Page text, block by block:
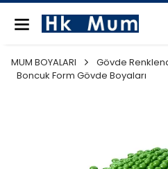
MUM BOYALARI
Gövde
Boncuk Form Gövde Boyaları